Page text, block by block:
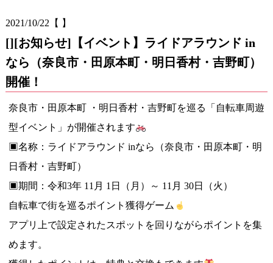
2021/10/22【 】
[][お知らせ]【イベント】ライドアラウンド in
なら（奈良市・田原本町・明日香村・吉野町）
開催！
奈良市・田原本町 ・明日香村・吉野町を巡る「自転車周遊
型イベント」が開催されます
▣名称：ライドアラウンド inなら（奈良市・田原本町・明
日香村・吉野町）
▣期間：令和3年 11月 1日（月）～ 11月 30日（火）
自転車で街を巡るポイント獲得ゲーム
アプリ上で設定されたスポットを回りながらポイントを集
めます。